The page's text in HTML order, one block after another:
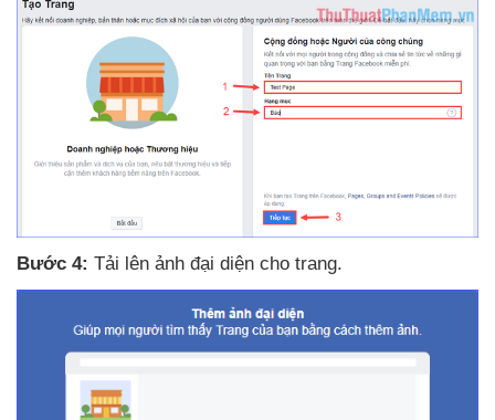
Bước 4: Tải lên ảnh đại diện cho trang.